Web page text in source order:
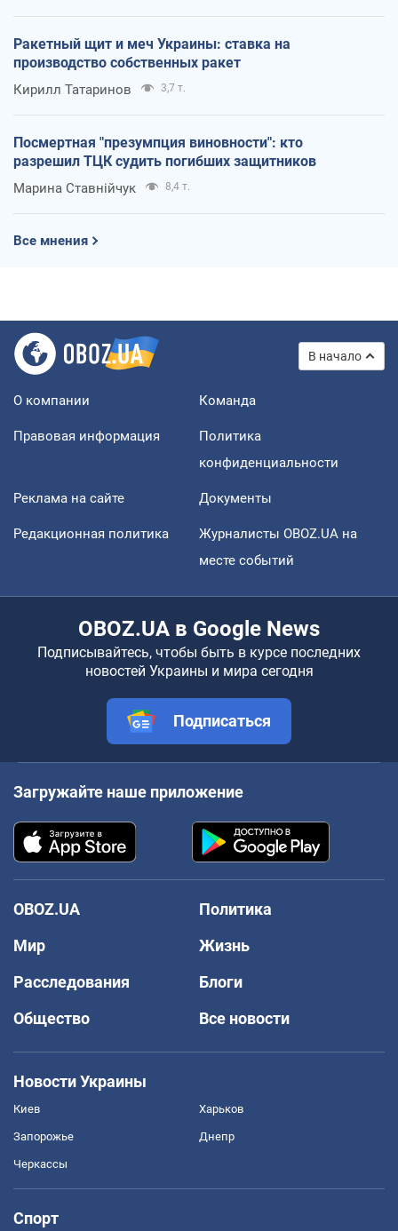
Ракетный щит и меч Украины: ставка на
производство собственных ракет
Кирилл Татаринов 3,7 т.
Посмертная "презумпция виновности": кто
разрешил ТЦК судить погибших защитников
Марина Ставнійчук 8,4 т.
Все мнения
В начало
О компании Команда
Правовая информация
Политика
конфиденциальности
Реклама на сайте Документы
Редакционная политика
Журналисты OBOZ.UA на
месте событий
OBOZ.UA в Google News
Подписывайтесь, чтобы быть в курсе последних
новостей Украины и мира сегодня
Подписаться
Загружайте наше приложение
OBOZ.UA
Политика
Мир
Жизнь
Расследования
Блоги
Общество
Все новости
Новости Украины
Киев Харьков
Запорожье Днепр
Черкассы
Спорт